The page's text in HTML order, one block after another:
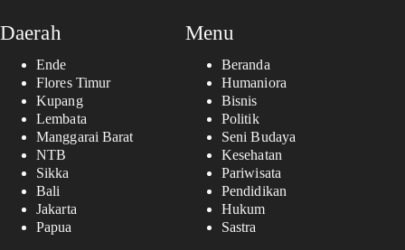
Daerah
Ende
Flores Timur
Kupang
Lembata
Manggarai Barat
NTB
Sikka
Bali
Jakarta
Papua
Menu
Beranda
Humaniora
Bisnis
Politik
Seni Budaya
Kesehatan
Pariwisata
Pendidikan
Hukum
Sastra